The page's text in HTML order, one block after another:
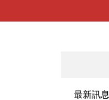
最新訊息